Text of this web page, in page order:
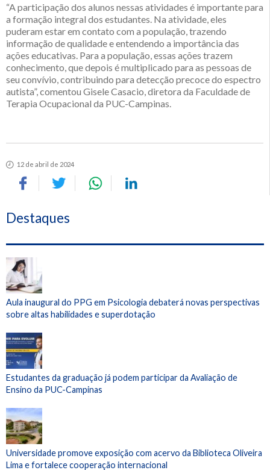
“A participação dos alunos nessas atividades é importante para
a formação integral dos estudantes. Na atividade, eles
puderam estar em contato com a população, trazendo
informação de qualidade e entendendo a importância das
ações educativas. Para a população, essas ações trazem
conhecimento, que depois é multiplicado para as pessoas de
seu convívio, contribuindo para detecção precoce do espectro
autista”, comentou Gisele Casacio, diretora da Faculdade de
Terapia Ocupacional da PUC-Campinas.
12 de abril de 2024
Destaques
Aula inaugural do PPG em Psicologia debaterá novas perspectivas
sobre altas habilidades e superdotação
Estudantes da graduação já podem participar da Avaliação de
Ensino da PUC-Campinas
Universidade promove exposição com acervo da Biblioteca Oliveira
Lima e fortalece cooperação internacional